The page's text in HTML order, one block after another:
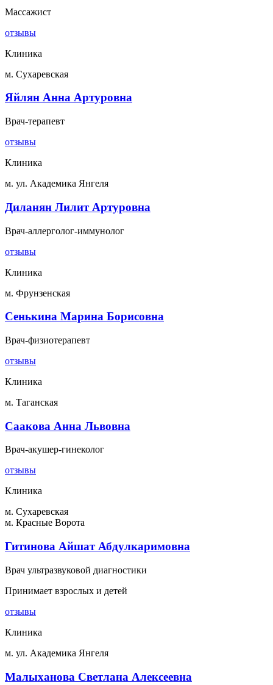
Массажист
отзывы
Клиника
м. Сухаревская
Яйлян Анна Артуровна
Врач-терапевт
отзывы
Клиника
м. ул. Академика Янгеля
Диланян Лилит Артуровна
Врач-аллерголог-иммунолог
отзывы
Клиника
м. Фрунзенская
Сенькина Марина Борисовна
Врач-физиотерапевт
отзывы
Клиника
м. Таганская
Саакова Анна Львовна
Врач-акушер-гинеколог
отзывы
Клиника
м. Сухаревская
м. Красные Ворота
Гитинова Айшат Абдулкаримовна
Врач ультразвуковой диагностики
Принимает взрослых и детей
отзывы
Клиника
м. ул. Академика Янгеля
Малыханова Светлана Алексеевна